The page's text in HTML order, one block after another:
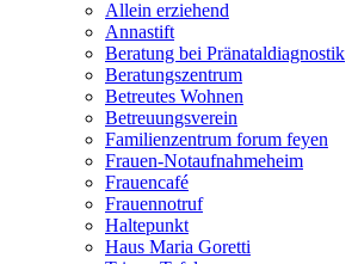
Allein erziehend
Annastift
Beratung bei Pränataldiagnostik
Beratungszentrum
Betreutes Wohnen
Betreuungsverein
Familienzentrum forum feyen
Frauen-Notaufnahmeheim
Frauencafé
Frauennotruf
Haltepunkt
Haus Maria Goretti